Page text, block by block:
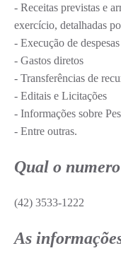
Carta de serviço ao
Programa para
Resoluções
Portarias
Protocolo
Tributação Municipal
A Prefeitura
- Receitas previstas e
exercício, detalhadas
- Execução de despesas
- Gastos diretos
- Transferências de
- Editais e Licitações
- Informações sobre
- Entre outras.
Qual o
(42) 3533-1222
As